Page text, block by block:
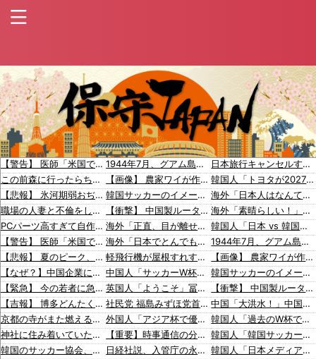
【警告】 医師「米国では”ヘロインと同じくらいヤバい薬”が日本では平気で処方されてる」
この前森に行ったらちっちゃいウリボー見つけた
【悲報】 氷河期弱おぢ（50）、新聞に絶望の投稿ｗｗｗｗｗｗｗｗｗｗｗ
職場の人妻と不倫をして、ついに、、、
PCパーツ高すぎて自作する人減ってるよな
【警告】 医師「米国では”ヘロインと同じくらいヤバい薬”が日本では平気で処方されてる」
【悲報】 夏のピーク、もう終わってたｗｗｗｗｗ
【なぜ？】中国企業に取得されたマンション、日本人が出ていきネパール人で埋まる
【緊急】 今の若者に急増している『コレ』依存、めちゃくちゃ深刻な模様w w w w w w w w w w
【吉報】 博多どんたくエチすぎるｗｗｗｗｗｗｗｗｗｗｗｗｗｗｗ
京都の寺がまた燃える「中国人に脅迫されていた」
神社に住み着いていたネパール国籍の男が逮捕されました #移民 #外国人
韓国のサッカー協会、W杯予選等を裁くために訪韓した外国人審判を「性接待」していた……大して強くもないチームが潤沢な予算を持ってりゃそうなるわな
1944年7月、グアム島に上陸作戦を展開する米海兵隊を空撮！
【画像】 農家ワイが作ったタマネギ、お前らの想像する1.5倍はデカいぞ
韓国サッカーのイメージが墜落
【衝撃】 中国製ルーター20機種にバックドア発見！ ネットに繋ぐだけで35秒ごとに中国のサーバーと通信
海外「正直、目が離せなくなる」タイの地方公務員の大胆メイクが話題に【海外の反応】
海外「日本でとんでもなく汚い物を見つけた！街はゴミがなく綺麗なのにこれは何故？」
軽飛行機が屋根すれすれを抜けて飛行場へ、車輪を出さないまま胴体着陸「これよりひどい着陸なら山ほど見てきた」【海外の反応】
中国人「サッカーW杯の日本戦で、何回も映っていたこの女性は一体誰？」 中国人「なんという上品さ」「どう見ても一般人ではない」
英国人「ようこそ」冨安健洋、クリスタルパレス加入が決定的に！メディカル検査をパス！現地サポが歓迎！アーセナルファンも祝福！【海外の反応】
社民党 福島みずほ党首、国旗損壊罪に危機感「お子様ランチの日の丸は折っても破っても処罰されない、 どうでしょう。本当にそうなのか」
外国人「アジア杯で優勝するんだ」日本代表、W杯ポット1入りに現実味!?2030大会で出場枠「64」なら追い風に！アメリカ人もポット1争いに熱視線！【海外の反応】
【重要】時事通信の分かりづらい記事でネット混乱！「特定技能2号に5年枠登場」を移民拡大と勘違いし反対パブコメが〇到 ※実際は3年で永住申請できた穴を塞ぐ改正
日経社説、入管庁の永住許可厳格化を猛批判「永住外国人の生活保護受給をなくす目的、外国人の意欲をそがないか懸念」「外国人を一時的な労働力ではなく、処遇改善などで定着を後押しすべき」
日本旅行キャンセルすべきか…1万年ぶり史上最大級の火山の兆し＝韓国の反応
韓国人「トヨタが2027年に次世代ハイブリッドバッテリーを導入へ！最大1000kmの航続距離や超高速充電を目指す」
海外「日本人はなんて気高いんだ！」 英高級紙も驚愕した極限の中の日本人の姿に世界が衝撃
海外「素晴らしい！」日本が買収したUSスチール驚異の大復活に米国人が大喜び
韓国人「日本 vs 韓国、マンガのキャラクターの違い」
1944年7月、グアム島に上陸作戦を展開する米海兵隊を空撮！
【画像】 農家ワイが作ったタマネギ、お前らの想像する1.5倍はデカいぞ
韓国サッカーのイメージが墜落
【衝撃】 中国製ルーター20機種にバックドア発見！ ネットに繋ぐだけで35秒ごとに中国のサーバーと通信
中国「大洪水！」中国ダム「決壊」地元民「公式発表より〇者多い！」中国政府「住民拘束！（安否不明」中国当局「救助隊動画も削除」台風13号「三峡ダム接近中」→
韓国人「過去のW杯で韓国代表がドーピング検査をすり抜けるように注射していたものがこちら…」→「恥ずかしい…（ﾌﾞﾙﾌﾞﾙ」＝韓国の反応
韓国人「韓国サッカー協会、外国人審判に“性接待”報道・・・」→「2002年の審判買収が事実だったのか？」「日本人が言ってたこと正しかったね・・・」「もうサッカー代表、サッカー協会解散しよう」
韓国人「日本メディアが2002年ワールドカップ韓国準決勝も調査すべきと主張！」→「英国メディアも一斉に指摘‥」